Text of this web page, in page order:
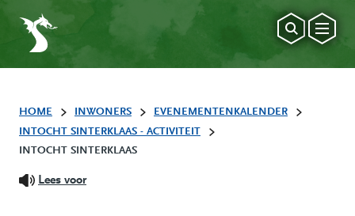
HOME INWONERS
EVENEMENTENKALENDER
INTOCHT SINTERKLAAS - ACTIVITEIT
INTOCHT SINTERKLAAS
Lees voor